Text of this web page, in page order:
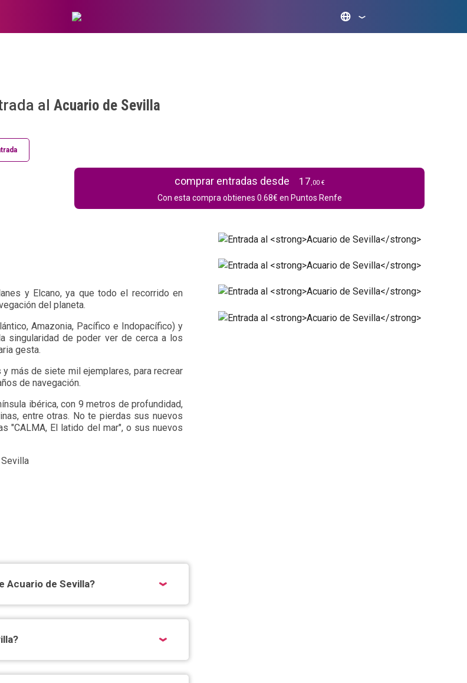
al Acuario de Sevilla
comprar entradas desde 17 ,00 €
Con esta compra obtienes 0.68€ en Puntos Renfe
y Elcano, ya que todo el recorrido en
del planeta.
Amazonia, Pacífico e Indopacífico) y
singularidad de poder ver de cerca a los
gesta.
más de siete mil ejemplares, para recrear
de navegación.
ibérica, con 9 metros de profundidad,
entre otras. No te pierdas sus nuevos
"CALMA, El latido del mar", o sus nuevos
Acuario de Sevilla?